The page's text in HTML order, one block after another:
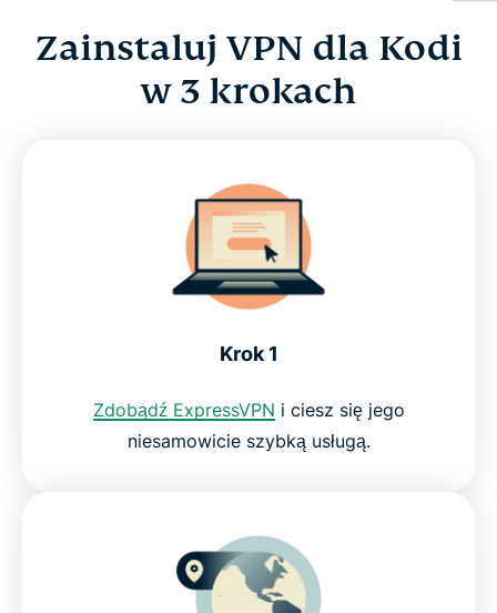
Zainstaluj VPN dla Kodi w 3 krokach
Co to jest Kodi?
Po co używać VPN dla Kodi?
Konfiguracja VPN dla Kodi
Czy potrzbuję VPN dla Kodi?
Dodaj VPN do Kodi bez problemu
Zainstaluj VPN dla Kodi
w 3 krokach
Krok 1
Zdobądź ExpressVPN i ciesz się jego
niesamowicie szybką usługą.